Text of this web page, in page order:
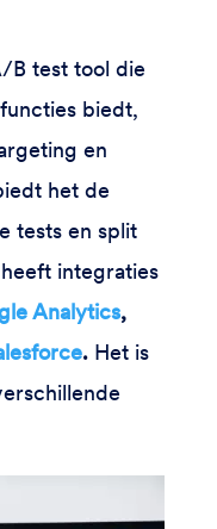
B test tool die
biedt,
en
het de
tests en split
integraties
Analytics,
. Het is